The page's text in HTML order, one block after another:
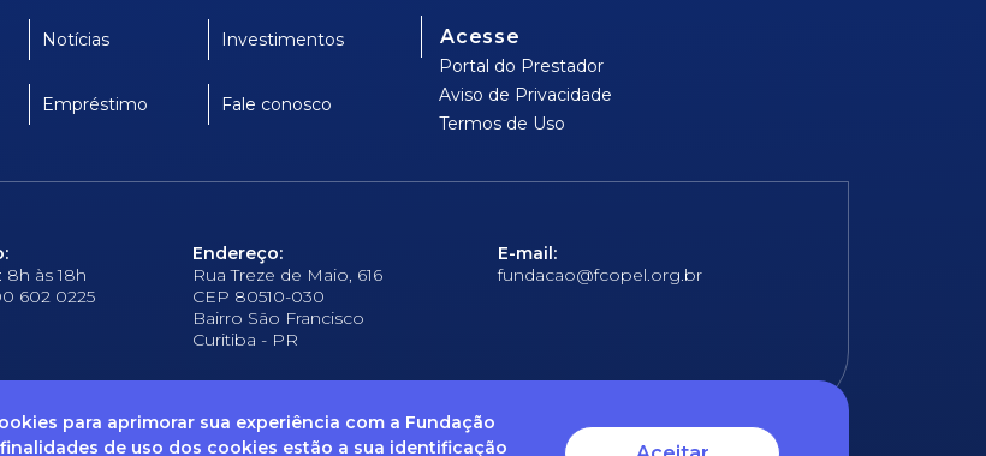
para aprimorar sua experiência com a Fundação
de uso dos cookies estão a sua identificação
Notícias Investimentos
Empréstimo Fale conosco
Acesse
Portal do Prestador
Aviso de Privacidade
Termos de Uso
às 18h
602 0225
Endereço:
Rua Treze de Maio, 616
CEP 80510-030
Bairro São Francisco
Curitiba - PR
E-mail:
fundacao@fcopel.org.br